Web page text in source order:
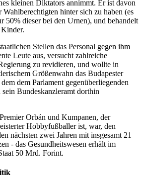
kleinen Diktators annimmt. Er ist davon
Wahlberechtigten hinter sich zu haben (es
50% dieser bei den Urnen), und behandelt
Stellen das Personal gegen ihm
Leute aus, versucht zahlreiche
zu revidieren, und wollte in
Größenwahn das Budapester
dem Parlament gegenüberliegenden
Bundeskanzleramt dorthin
Orbán und Kumpanen, der
Hobbyfußballer ist, war, den
nächsten zwei Jahren mit insgesamt 21
- das Gesundheitswesen erhält im
50 Mrd. Forint.